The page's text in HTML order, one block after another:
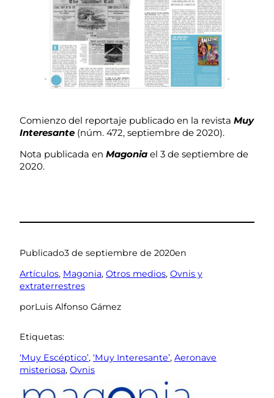
Comienzo del reportaje publicado en la revista Muy
Interesante (núm. 472, septiembre de 2020).
Nota publicada en Magonia el 3 de septiembre de
2020.
Publicado3 de septiembre de 2020en
Artículos, Magonia, Otros medios, Ovnis y
extraterrestres
porLuis Alfonso Gámez
Etiquetas:
‘Muy Escéptico’, ‘Muy Interesante’, Aeronave
misteriosa, Ovnis